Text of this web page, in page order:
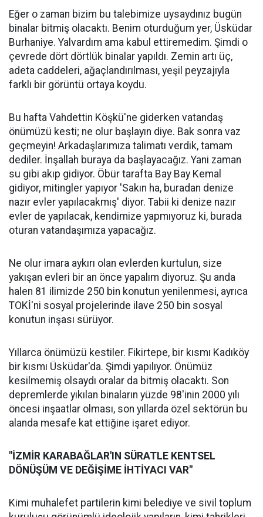
Eğer o zaman bizim bu talebimize uysaydınız bugün
binalar bitmiş olacaktı. Benim oturduğum yer, Üsküdar
Burhaniye. Yalvardım ama kabul ettiremedim. Şimdi o
çevrede dört dörtlük binalar yapıldı. Zemin artı üç,
adeta caddeleri, ağaçlandırılması, yeşil peyzajıyla
farklı bir görüntü ortaya koydu.
Bu hafta Vahdettin Köşkü'ne giderken vatandaş
önümüzü kesti; ne olur başlayın diye. Bak sonra vaz
geçmeyin! Arkadaşlarımıza talimatı verdik, tamam
dediler. İnşallah buraya da başlayacağız. Yani zaman
su gibi akıp gidiyor. Öbür tarafta Bay Bay Kemal
gidiyor, mitingler yapıyor 'Sakın ha, buradan denize
nazır evler yapılacakmış' diyor. Tabii ki denize nazır
evler de yapılacak, kendimize yapmıyoruz ki, burada
oturan vatandaşımıza yapacağız.
Ne olur imara aykırı olan evlerden kurtulun, size
yakışan evleri bir an önce yapalım diyoruz. Şu anda
halen 81 ilimizde 250 bin konutun yenilenmesi, ayrıca
TOKİ'ni sosyal projelerinde ilave 250 bin sosyal
konutun inşası sürüyor.
Yıllarca önümüzü kestiler. Fikirtepe, bir kısmı Kadıköy
bir kısmı Üsküdar'da. Şimdi yapılıyor. Önümüz
kesilmemiş olsaydı oralar da bitmiş olacaktı. Son
depremlerde yıkılan binaların yüzde 98'inin 2000 yılı
öncesi inşaatlar olması, son yıllarda özel sektörün bu
alanda mesafe kat ettiğine işaret ediyor.
"İZMİR KARABAĞLAR'IN SÜRATLE KENTSEL
DÖNÜŞÜM VE DEĞİŞİME İHTİYACI VAR"
Kimi muhalefet partilerin kimi belediye ve sivil toplum